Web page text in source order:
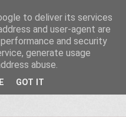
ΗΛΕΚΤΡΟΝΙΚΗ-
to deliver its services
and user-agent are
and security
generate usage
abuse.
GOT IT